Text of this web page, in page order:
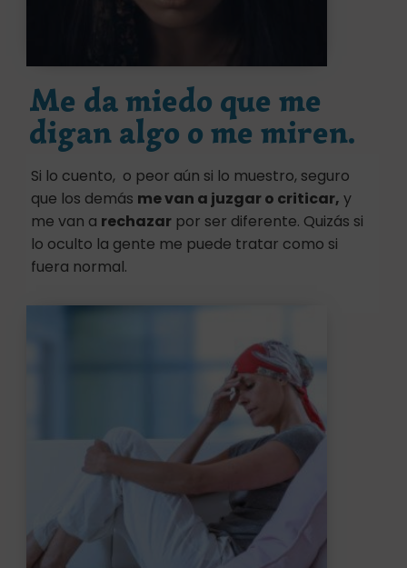
Me da miedo que me
digan algo o me miren.
Si lo cuento, o peor aún si lo muestro, seguro
que los demás me van a juzgar o criticar, y
me van a rechazar por ser diferente. Quizás si
lo oculto la gente me puede tratar como si
fuera normal.